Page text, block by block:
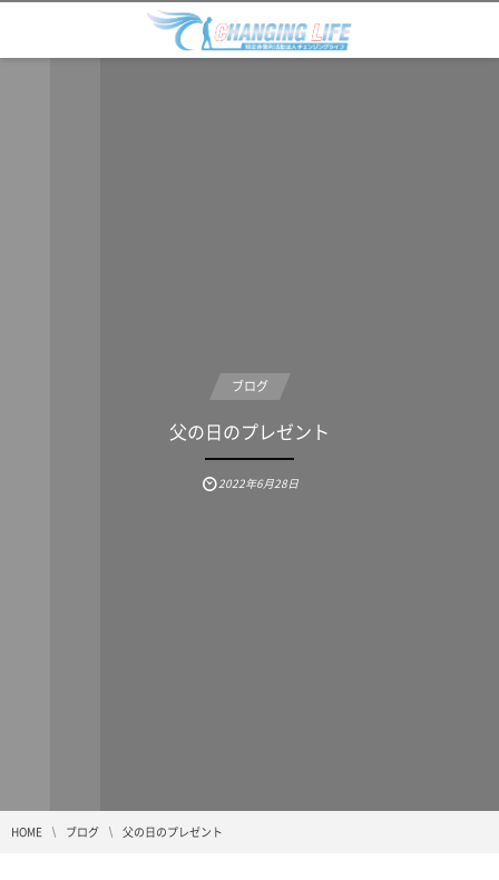
ブログ
父の日のプレゼント
2022年6月28日
HOME ブログ 父の日のプレゼント